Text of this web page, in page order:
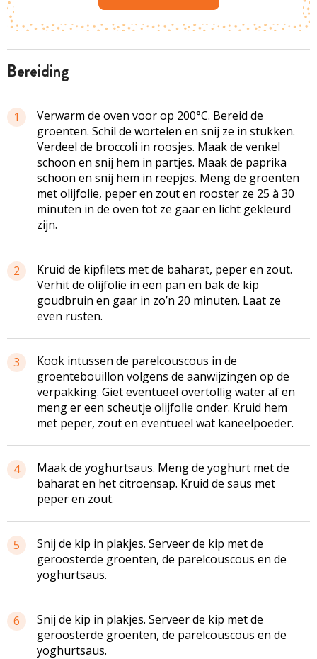
bereiding
1
Verwarm de oven voor op 200°C. Bereid de
groenten. Schil de wortelen en snij ze in stukken.
Verdeel de broccoli in roosjes. Maak de venkel
schoon en snij hem in partjes. Maak de paprika
schoon en snij hem in reepjes. Meng de groenten
met olijfolie, peper en zout en rooster ze 25 à 30
minuten in de oven tot ze gaar en licht gekleurd
zijn.
2
Kruid de kipfilets met de baharat, peper en zout.
Verhit de olijfolie in een pan en bak de kip
goudbruin en gaar in zo’n 20 minuten. Laat ze
even rusten.
3
Kook intussen de parelcouscous in de
groentebouillon volgens de aanwijzingen op de
verpakking. Giet eventueel overtollig water af en
meng er een scheutje olijfolie onder. Kruid hem
met peper, zout en eventueel wat kaneelpoeder.
4
Maak de yoghurtsaus. Meng de yoghurt met de
baharat en het citroensap. Kruid de saus met
peper en zout.
5
Snij de kip in plakjes. Serveer de kip met de
geroosterde groenten, de parelcouscous en de
yoghurtsaus.
6
Snij de kip in plakjes. Serveer de kip met de
geroosterde groenten, de parelcouscous en de
yoghurtsaus.